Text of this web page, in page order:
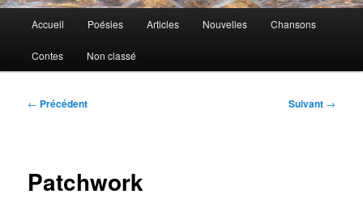
principal
Accueil Poésies Articles Nouvelles Chansons
Contes Non classé
Navigation
← Précédent Suivant →
Patchwork